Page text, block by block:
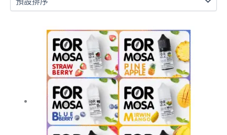
此
產
品
有
多
種
款
式。
可